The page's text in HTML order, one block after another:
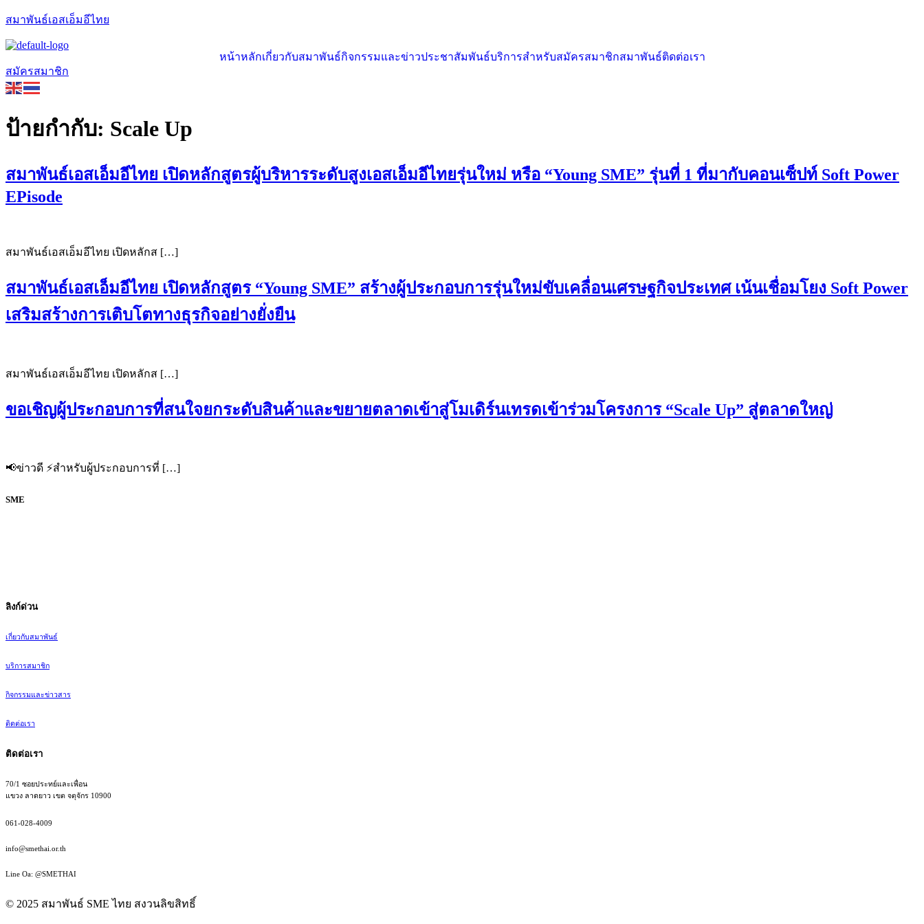
สมาพันธ์เอสเอ็มอีไทย
หน้าหลักเกี่ยวกับสมาพันธ์กิจกรรมและข่าวประชาสัมพันธ์บริการสำหรับสมัครสมาชิกสมาพันธ์ติดต่อเรา
สมัครสมาชิก
ป้ายกำกับ: Scale Up
สมาพันธ์เอสเอ็มอีไทย เปิดหลักสูตรผู้บริหารระดับสูงเอสเอ็มอีไทยรุ่นใหม่ หรือ “Young SME” รุ่นที่ 1 ที่มากับคอนเซ็ปท์ Soft Power
EPisode
สมาพันธ์เอสเอ็มอีไทย เปิดหลักส […]
สมาพันธ์เอสเอ็มอีไทย เปิดหลักสูตร “Young SME” สร้างผู้ประกอบการรุ่นใหม่ขับเคลื่อนเศรษฐกิจประเทศ เน้นเชื่อมโยง Soft Power
เสริมสร้างการเติบโตทางธุรกิจอย่างยั่งยืน
สมาพันธ์เอสเอ็มอีไทย เปิดหลักส […]
ขอเชิญผู้ประกอบการที่สนใจยกระดับสินค้าและขยายตลาดเข้าสู่โมเดิร์นเทรดเข้าร่วมโครงการ “Scale Up” สู่ตลาดใหญ่
📢ข่าวดี ⚡สำหรับผู้ประกอบการที่ […]
SME
ลิงก์ด่วน
เกี่ยวกับสมาพันธ์
บริการสมาชิก
กิจกรรมและข่าวสาร
ติดต่อเรา
ติดต่อเรา
70/1 ซอยประทย์และเพื่อน
แขวง ลาดยาว เขต จตุจักร 10900
061-028-4009
info@smethai.or.th
Line Oa: @SMETHAI
© 2025 สมาพันธ์ SME ไทย สงวนลิขสิทธิ์